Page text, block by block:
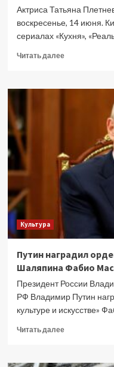
Актриса Татьяна
воскресенье, 14 июня.
сериалах «Кухня»,
Читать далееПрочитать
Актриса
телесериалов
из
жизни
возрасте
48
лет
Культура
Путин наградил
Шаляпина Фабио
Президент России
РФ Владимир Путин
культуре и искусстве»
Читать далееПрочитать
Путин